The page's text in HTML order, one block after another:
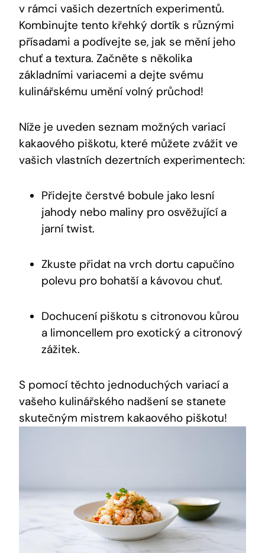
v rámci vašich dezertních experimentů.
Kombinujte tento křehký dortík s různými
přísadami a podívejte se, jak se mění jeho
chuť a textura. Začněte s několika
základními variacemi a dejte svému
kulinářskému umění volný průchod!
Níže je uveden seznam možných variací
kakaového piškotu, které můžete zvážit ve
vašich vlastních dezertních experimentech:
Přidejte čerstvé bobule jako lesní
jahody nebo maliny pro osvěžující a
jarní twist.
Zkuste přidat na vrch dortu capučíno
polevu pro bohatší a kávovou chuť.
Dochucení piškotu s citronovou kůrou
a limoncellem pro exotický a citronový
zážitek.
S pomocí těchto jednoduchých variací a
vašeho kulinářského nadšení se stanete
skutečným mistrem kakaového piškotu!